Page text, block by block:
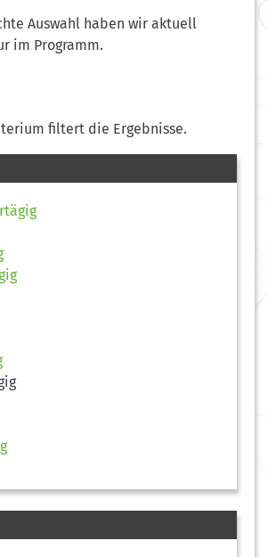
Auswahl haben wir aktuell
im Programm.
filtert die Ergebnisse.